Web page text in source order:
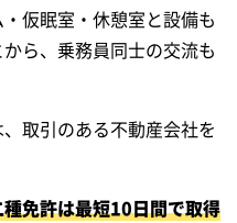
仮眠室・休憩室と設備も
ら、乗務員同士の交流も
取引のある不動産会社を
種免許は最短10日間で取得